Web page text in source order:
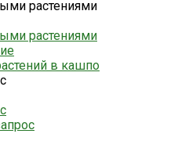
растениями
растениями
в кашпо